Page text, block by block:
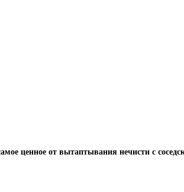
ценное от вытаптывания нечисти с